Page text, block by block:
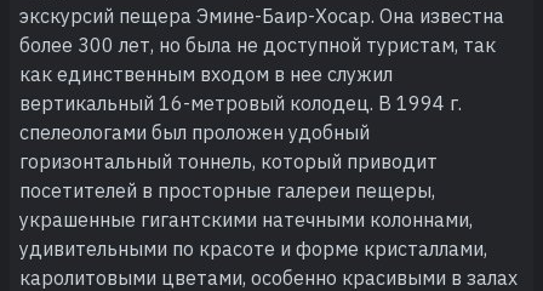
экскурсий пещера Эмине-Баир-Хосар. Она известна
более 300 лет, но была не доступной туристам, так
как единственным входом в нее служил
вертикальный 16-метровый колодец. В 1994 г.
спелеологами был проложен удобный
горизонтальный тоннель, который приводит
посетителей в просторные галереи пещеры,
украшенные гигантскими натечными колоннами,
удивительными по красоте и форме кристаллами,
каролитовыми цветами, особенно красивыми в залах